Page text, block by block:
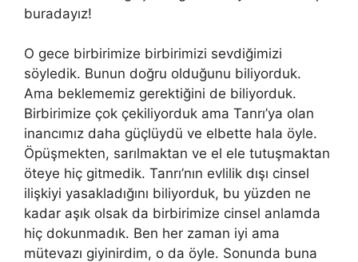
buradayız!
O gece birbirimize birbirimizi sevdiğimizi
söyledik. Bunun doğru olduğunu biliyorduk.
Ama beklememiz gerektiğini de biliyorduk.
Birbirimize çok çekiliyorduk ama Tanrı’ya olan
inancımız daha güçlüydü ve elbette hala öyle.
Öpüşmekten, sarılmaktan ve el ele tutuşmaktan
öteye hiç gitmedik. Tanrı’nın evlilik dışı cinsel
ilişkiyi yasakladığını biliyorduk, bu yüzden ne
kadar aşık olsak da birbirimize cinsel anlamda
hiç dokunmadık. Ben her zaman iyi ama
mütevazı giyinirdim, o da öyle. Sonunda buna